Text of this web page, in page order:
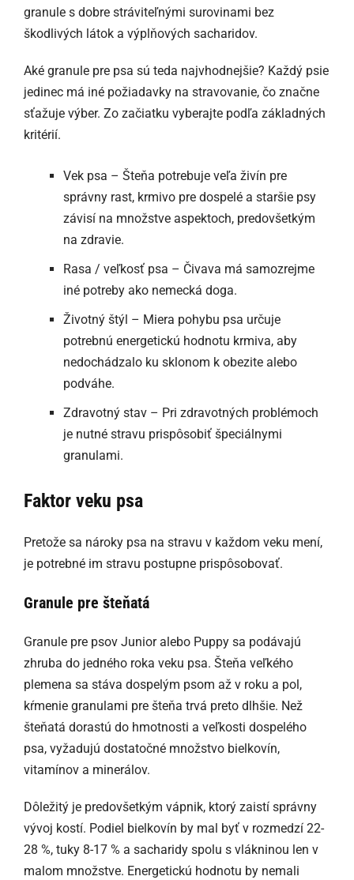
granule s dobre stráviteľnými surovinami bez
škodlivých látok a výplňových sacharidov.
Aké granule pre psa sú teda najvhodnejšie? Každý psie
jedinec má iné požiadavky na stravovanie, čo značne
sťažuje výber. Zo začiatku vyberajte podľa základných
kritérií.
Vek psa – Šteňa potrebuje veľa živín pre
správny rast, krmivo pre dospelé a staršie psy
závisí na množstve aspektoch, predovšetkým
na zdravie.
Rasa / veľkosť psa – Čivava má samozrejme
iné potreby ako nemecká doga.
Životný štýl – Miera pohybu psa určuje
potrebnú energetickú hodnotu krmiva, aby
nedochádzalo ku sklonom k obezite alebo
podváhe.
Zdravotný stav – Pri zdravotných problémoch
je nutné stravu prispôsobiť špeciálnymi
granulami.
Faktor veku psa
Pretože sa nároky psa na stravu v každom veku mení,
je potrebné im stravu postupne prispôsobovať.
Granule pre šteňatá
Granule pre psov Junior alebo Puppy sa podávajú
zhruba do jedného roka veku psa. Šteňa veľkého
plemena sa stáva dospelým psom až v roku a pol,
kŕmenie granulami pre šteňa trvá preto dlhšie. Než
šteňatá dorastú do hmotnosti a veľkosti dospelého
psa, vyžadujú dostatočné množstvo bielkovín,
vitamínov a minerálov.
Dôležitý je predovšetkým vápnik, ktorý zaistí správny
vývoj kostí. Podiel bielkovín by mal byť v rozmedzí 22-
28 %, tuky 8-17 % a sacharidy spolu s vlákninou len v
malom množstve. Energetickú hodnotu by nemali